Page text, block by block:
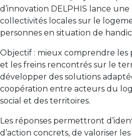
d’innovation DELPHIS lance
collectivités locales sur le
personnes en situation de
Objectif : mieux comprendre les
et les freins rencontrés sur le
développer des solutions
coopération entre acteurs du
social et des territoires.
Les réponses permettront
d’action concrets, de valoriser